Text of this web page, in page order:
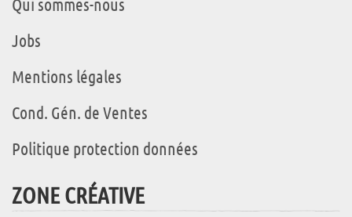
Jobs
Mentions légales
Cond. Gén. de Ventes
Politique protection données
ZONE CRÉATIVE